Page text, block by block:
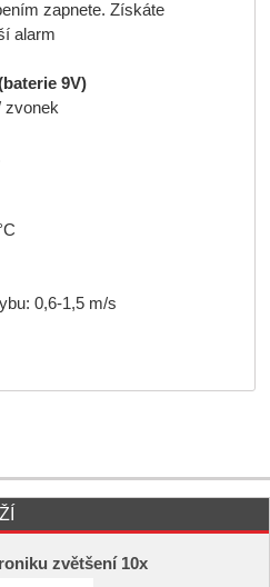
zapnete. Získáte
alarm
9V)
zvonek
0,6-1,5 m/s
zvětšení 10x